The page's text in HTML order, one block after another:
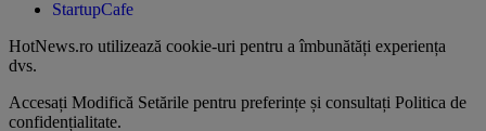
StartupCafe
HotNews.ro utilizează cookie-uri pentru a îmbunătăți experiența
dvs.
Accesați Modifică Setările pentru preferințe și consultați Politica de
confidențialitate.